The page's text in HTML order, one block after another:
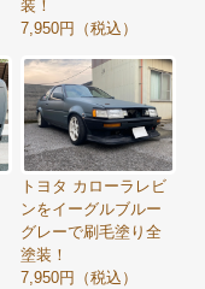
装！
7,950円（税込）
トヨタ カローラレビ
ンをイーグルブルー
グレーで刷毛塗り全
塗装！
7,950円（税込）